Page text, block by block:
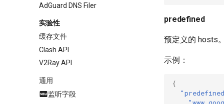
AdGuard DNS Filer
实验性
缓存文件
Clash API
V2Ray API
通用
监听字段
predefined
预定义的 hosts
示例：
{